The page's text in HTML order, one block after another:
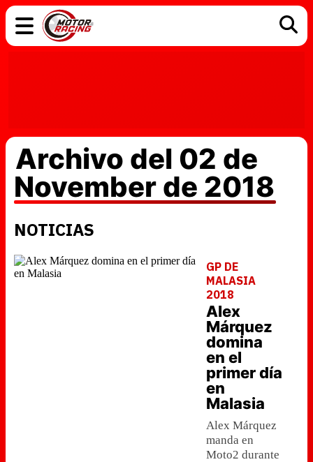
Archivo del 02 de
November de 2018
NOTICIAS
GP DE
MALASIA
2018
Alex
Márquez
domina
en el
primer día
en
Malasia
Alex Márquez
manda en
Moto2 durante